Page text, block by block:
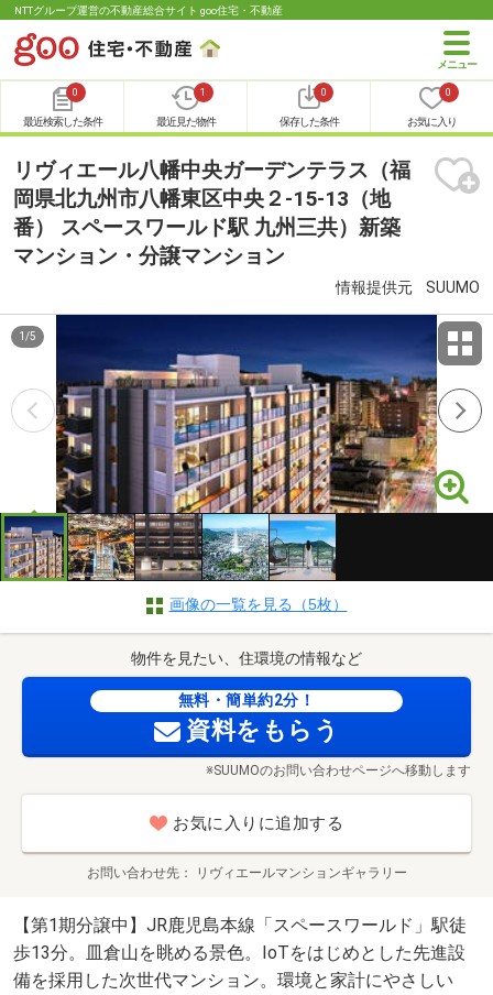
NTTグループ運営の不動産総合サイト goo住宅・不動産
0
最近検索した条件
1
最近見た物件
0
保存した条件
0
お気に入り
リヴィエール八幡中央ガーデンテラス（福
岡県北九州市八幡東区中央２-15-13（地
番） スペースワールド駅 九州三共）新築
マンション・分譲マンション
情報提供元 SUUMO
1 /5
画像の一覧を見る（5枚）
物件を見たい、住環境の情報など
無料・簡単約2分！
資料をもらう
※SUUMOのお問い合わせページへ移動します
お気に入りに追加する
お問い合わせ先 リヴィエールマンションギャラリー
【第1期分譲中】JR鹿児島本線「スペースワールド」駅徒
歩13分。皿倉山を眺める景色。IoTをはじめとした先進設
備を採用した次世代マンション。環境と家計にやさしい